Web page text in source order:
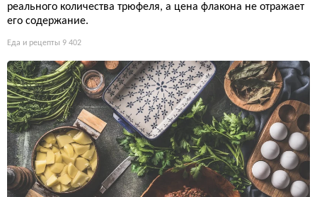
реального количества трюфеля, а цена флакона не отражает
его содержание.
Еда и рецепты 9 402